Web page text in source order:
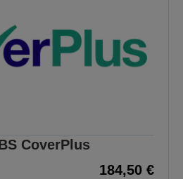
CoverPlus
184,50 €